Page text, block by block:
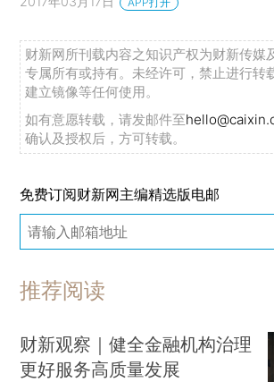
财新网所刊载内容之知识产权为财新传媒
专属所有或持有。未经许可，禁止进行转
建立镜像等任何使用。
如有意愿转载，请发邮件至
确认及授权后，方可转载。
免费订阅财新网主编精选版电邮
推荐阅读
财新观察｜健全金融机构治理
更好服务高质量发展